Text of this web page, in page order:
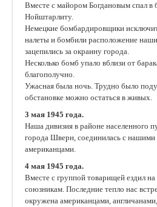
Вместе с майором Богдановым спал в
Нойштарлиту.
Немецкие бомбардировщики
налеты и бомбили расположение
зацепились за окраину города.
Несколько бомб упало вблизи от
благополучно.
Ужасная была ночь. Трудно было
обстановке можно остаться в живых.
3 мая 1945 года.
Наша дивизия в районе населенного
города Шверн, соединилась с
американцами.
4 мая 1945 года.
Вместе с группой товарищей ездил
союзникам. Последние тепло нас
окружена американцами,